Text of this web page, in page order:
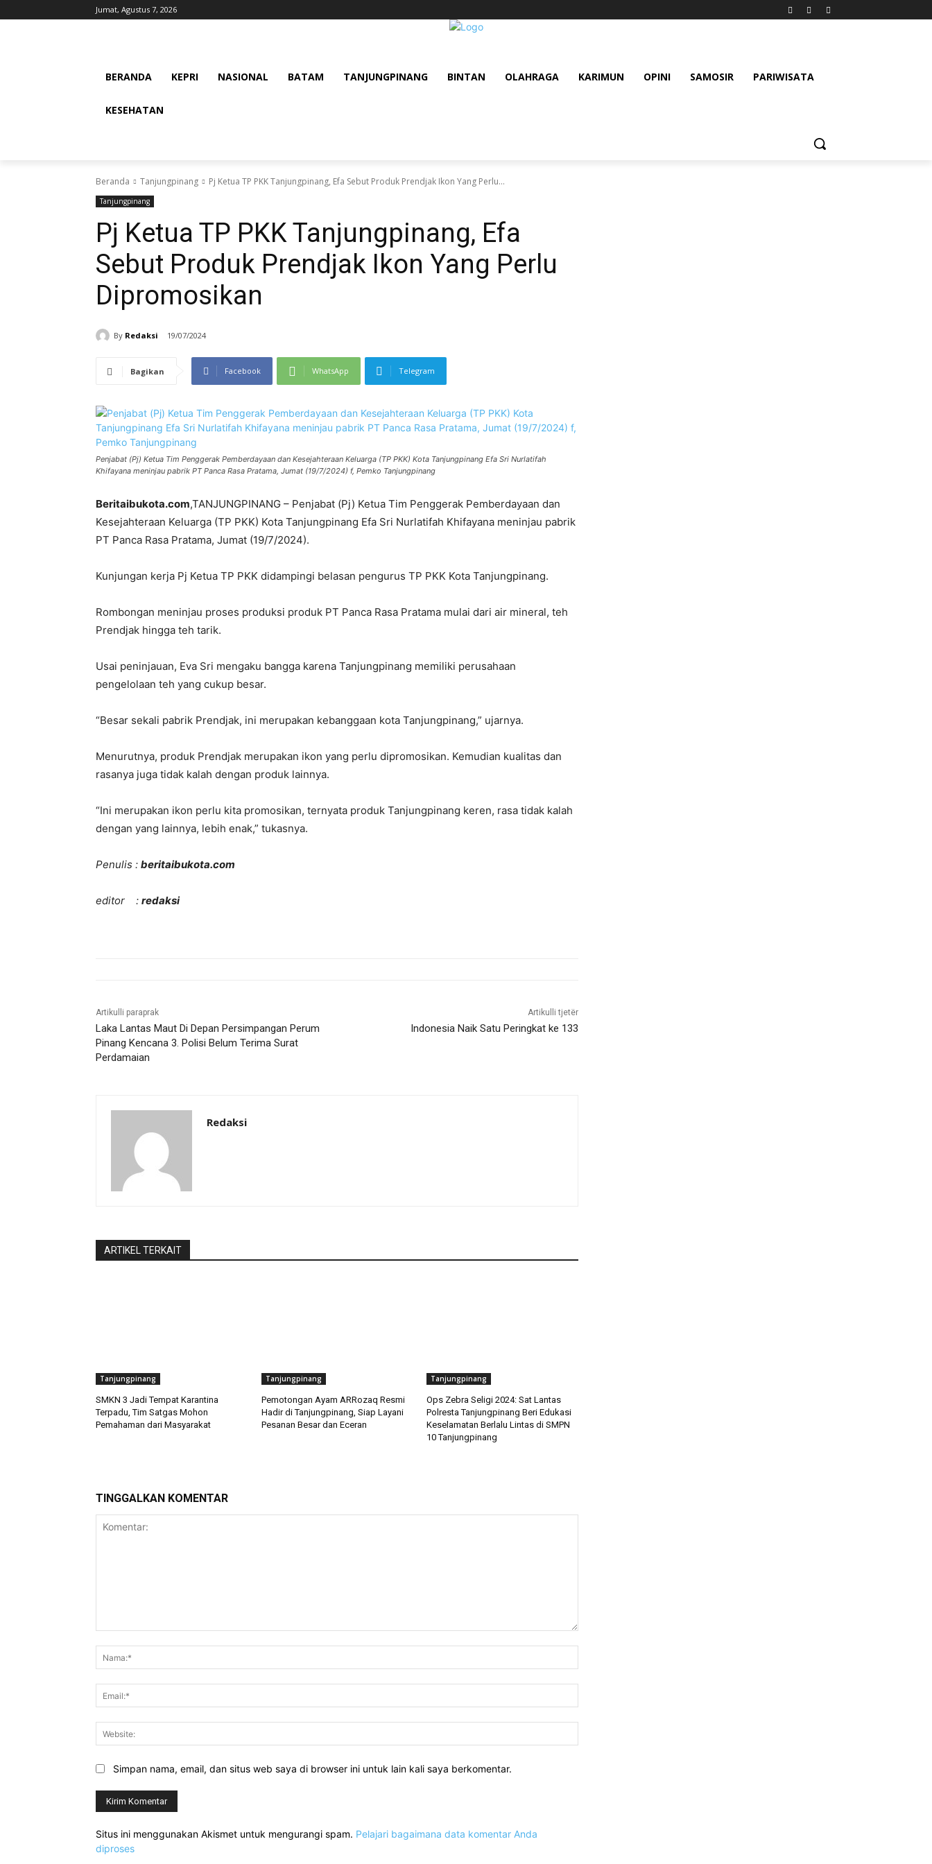
Jumat, Agustus 7, 2026
BERANDA KEPRI NASIONAL BATAM TANJUNGPINANG BINTAN OLAHRAGA KARIMUN OPINI SAMOSIR PARIWISATA
KESEHATAN
Beranda Tanjungpinang Pj Ketua TP PKK Tanjungpinang, Efa Sebut Produk Prendjak Ikon Yang Perlu...
Tanjungpinang
Pj Ketua TP PKK Tanjungpinang, Efa
Sebut Produk Prendjak Ikon Yang Perlu
Dipromosikan
By Redaksi 19/07/2024
Bagikan Facebook WhatsApp Telegram
Penjabat (Pj) Ketua Tim Penggerak Pemberdayaan dan Kesejahteraan Keluarga (TP PKK) Kota Tanjungpinang Efa Sri Nurlatifah
Khifayana meninjau pabrik PT Panca Rasa Pratama, Jumat (19/7/2024) f, Pemko Tanjungpinang
Beritaibukota.com,TANJUNGPINANG – Penjabat (Pj) Ketua Tim Penggerak Pemberdayaan dan
Kesejahteraan Keluarga (TP PKK) Kota Tanjungpinang Efa Sri Nurlatifah Khifayana meninjau pabrik
PT Panca Rasa Pratama, Jumat (19/7/2024).
Kunjungan kerja Pj Ketua TP PKK didampingi belasan pengurus TP PKK Kota Tanjungpinang.
Rombongan meninjau proses produksi produk PT Panca Rasa Pratama mulai dari air mineral, teh
Prendjak hingga teh tarik.
Usai peninjauan, Eva Sri mengaku bangga karena Tanjungpinang memiliki perusahaan
pengelolaan teh yang cukup besar.
“Besar sekali pabrik Prendjak, ini merupakan kebanggaan kota Tanjungpinang,” ujarnya.
Menurutnya, produk Prendjak merupakan ikon yang perlu dipromosikan. Kemudian kualitas dan
rasanya juga tidak kalah dengan produk lainnya.
“Ini merupakan ikon perlu kita promosikan, ternyata produk Tanjungpinang keren, rasa tidak kalah
dengan yang lainnya, lebih enak,” tukasnya.
Penulis : beritaibukota.com
editor : redaksi
Artikulli paraprak
Laka Lantas Maut Di Depan Persimpangan Perum
Pinang Kencana 3. Polisi Belum Terima Surat
Perdamaian
Artikulli tjetër
Indonesia Naik Satu Peringkat ke 133
Redaksi
ARTIKEL TERKAIT
Tanjungpinang
SMKN 3 Jadi Tempat Karantina
Terpadu, Tim Satgas Mohon
Pemahaman dari Masyarakat
Tanjungpinang
Pemotongan Ayam ARRozaq Resmi
Hadir di Tanjungpinang, Siap Layani
Pesanan Besar dan Eceran
Tanjungpinang
Ops Zebra Seligi 2024: Sat Lantas
Polresta Tanjungpinang Beri Edukasi
Keselamatan Berlalu Lintas di SMPN
10 Tanjungpinang
TINGGALKAN KOMENTAR
Simpan nama, email, dan situs web saya di browser ini untuk lain kali saya berkomentar.
Situs ini menggunakan Akismet untuk mengurangi spam. Pelajari bagaimana data komentar Anda
diproses